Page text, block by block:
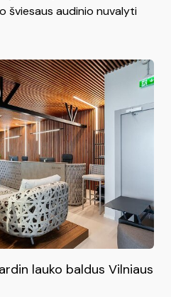
šviesaus audinio nuvalyti
lauko baldus Vilniaus